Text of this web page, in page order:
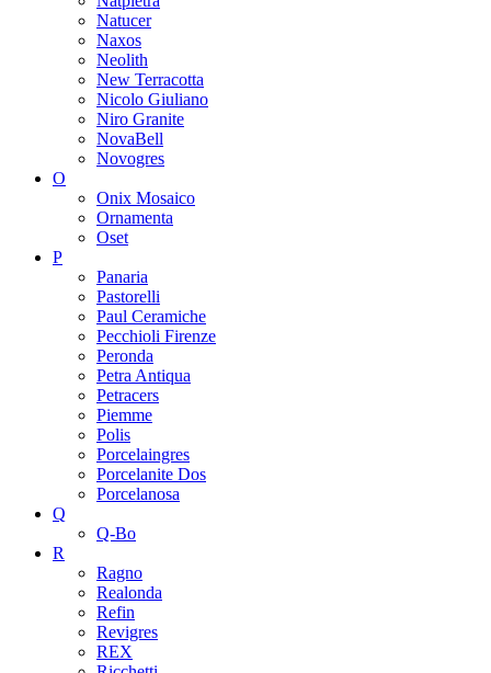
Natucer
Naxos
Neolith
New Terracotta
Nicolo Giuliano
Niro Granite
NovaBell
Novogres
O
Onix Mosaico
Ornamenta
Oset
P
Panaria
Pastorelli
Paul Ceramiche
Pecchioli Firenze
Peronda
Petra Antiqua
Petracers
Piemme
Polis
Porcelaingres
Porcelanite Dos
Porcelanosa
Q
Q-Bo
R
Ragno
Realonda
Refin
Revigres
REX